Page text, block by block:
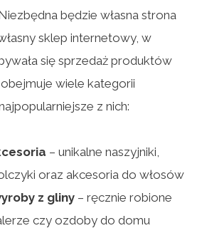
będzie własna strona
sklep internetowy, w
się sprzedaż produktów
wiele kategorii
z nich:
– unikalne naszyjniki,
oraz akcesoria do włosów
z gliny – ręcznie robione
czy ozdoby do domu